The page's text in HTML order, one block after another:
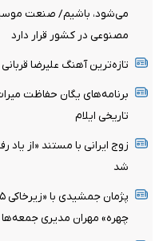
می‌شود، باشیم/ صنعت
مصنوعی در کشور قرار دارد
تازه‌ترین آهنگ علیرضا
برنامه‌های یگان حفاظت
تاریخی ایلام
زوج ایرانی با مستند «از یاد
شد
چهره» مهران مدیری جمعه‌ها